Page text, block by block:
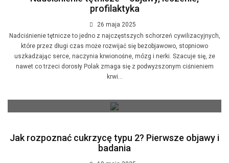
profilaktyka
26 maja 2025
Nadciśnienie tętnicze to jedno z najczęstszych schorzeń cywilizacyjnych,
które przez długi czas może rozwijać się bezobjawowo, stopniowo
uszkadzając serce, naczynia krwionośne, mózg i nerki. Szacuje się, że
nawet co trzeci dorosły Polak zmaga się z podwyższonym ciśnieniem
krwi...
Jak rozpoznać cukrzycę typu 2? Pierwsze objawy i
badania